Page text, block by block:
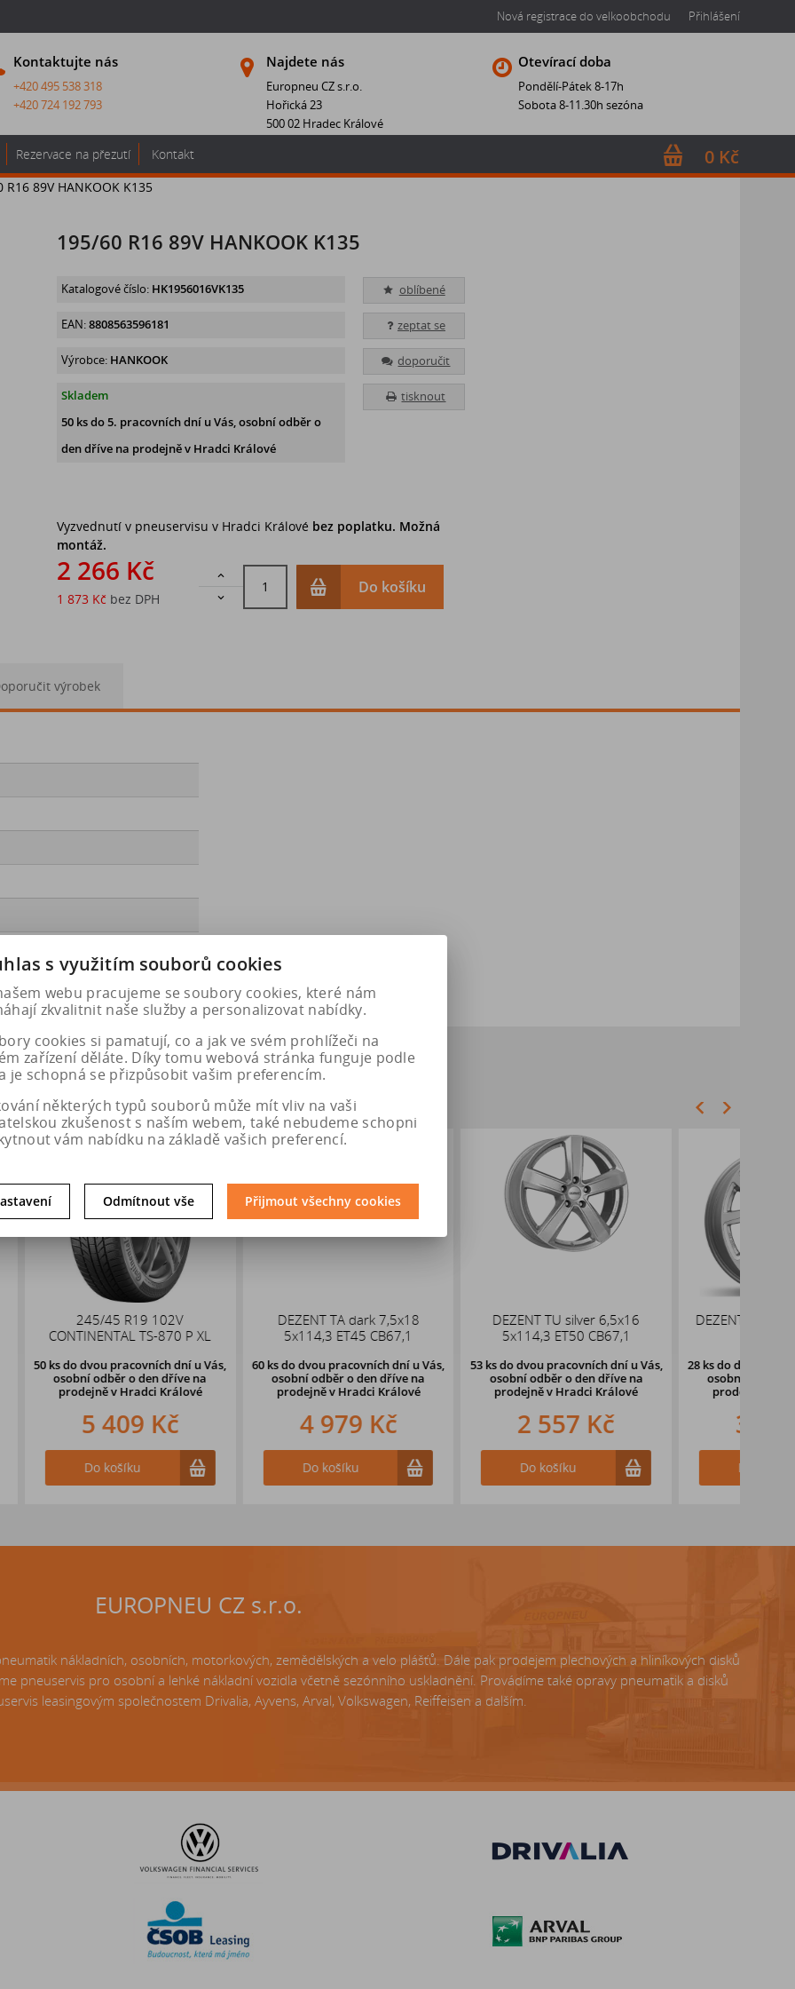
Nová registrace do velkoobchodu Přihlášení
Kontaktujte nás
+420 495 538 318
+420 724 192 793
Najdete nás
Europneu CZ s.r.o.
Hořická 23
500 02 Hradec Králové
Otevírací doba
Pondělí-Pátek 8-17h
Sobota 8-11.30h sezóna
0 Kč
Rezervace na přezutí
Kontakt
R16 89V HANKOOK K135
195/60 R16 89V HANKOOK K135
oblíbené
zeptat se
doporučit
tisknout
Katalogové číslo: HK1956016VK135
EAN:8808563596181
Výrobce: HANKOOK
Skladem
50 ksdo 5. pracovních dní u Vás, osobní odběr o
den dříve na prodejněv Hradci Králové
Vyzvednutí v pneuservisu v Hradci Králové bez poplatku. Možná
montáž.
2 266 Kč
1 873 Kč bez DPH


Do košíku
výrobek
qr/1403520
870 P XL
dní u Vás,
na
DEZENT TA dark 7,5x18
5x114,3 ET45 CB67,1
60 ks do dvou pracovních dní u Vás,
osobní odběr o den dříve
na
prodejně v Hradci Králové
4 979 Kč
Do košíku
DEZENT TU silver 6,5x16
5x114,3 ET50 CB67,1
53 ks do dvou pracovních dní u Vás,
osobní odběr o den dříve
na
prodejně v Hradci Králové
2 557 Kč
Do košíku
DEZENT TV silver 7x17 5x108
ET46 CB65,1
28 ksdo dvou pracovních dní u Vás,
osobní odběr o den dříve
na
prodejně v Hradci Králové
3 824 Kč
Do košíku
EUROPNEU CZ s.r.o.
nákladních, osobních, motorkových, zemědělských a velo plášťů. Dále pak prodejem plechových a hliníkových disků
pneuservis pro osobní a lehké nákladní vozidla včetně sezónního uskladnění. Provádíme také opravy pneumatik a disků
leasingovým společnostem Drivalia, Ayvens, Arval, Volkswagen, Reiffeisen a dalším.
s využitím souborů cookies
webu pracujeme se soubory cookies, které nám
zkvalitnit naše služby a personalizovat nabídky.
cookies si pamatují, co a jak ve svém prohlížeči na
zařízení děláte. Díky tomu webová stránka funguje podle
je schopná se přizpůsobit vašim preferencím.
některých typů souborů může mít vliv na vaši
zkušenost s naším webem, také nebudeme schopni
vám nabídku na základě vašich preferencí.
Odmítnout vše Přijmout všechny cookies